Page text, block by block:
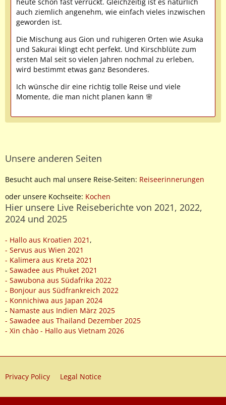
auch ziemlich angenehm, wie einfach vieles inzwischen
geworden ist.
Die Mischung aus Gion und ruhigeren Orten wie Asuka
und Sakurai klingt echt perfekt. Und Kirschblüte zum
ersten Mal seit so vielen Jahren nochmal zu erleben,
wird bestimmt etwas ganz Besonderes.
Ich wünsche dir eine richtig tolle Reise und viele
Momente, die man nicht planen kann 🌸
Unsere anderen Seiten
Besucht auch mal unsere Reise-Seiten: Reiseerinnerungen
oder unsere Kochseite: Kochen
Hier unsere Live Reiseberichte von 2021, 2022,
2024 und 2025
- Hallo aus Kroatien 2021 ,
- Servus aus Wien 2021
- Kalimera aus Kreta 2021
- Sawadee aus Phuket 2021
- Sawubona aus Südafrika 2022
- Bonjour aus Südfrankreich 2022
- Konnichiwa aus Japan 2024
- Namaste aus Indien März 2025
- Sawadee aus Thailand Dezember 2025
- Xin chào - Hallo aus Vietnam 2026
Privacy Policy Legal Notice